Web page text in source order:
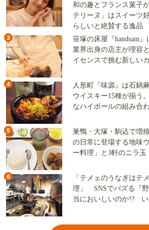
和の趣とフランス菓子
テリーヌ」はスイーツ
らしいと絶賛する逸品
3
笹塚の床屋『handsam
業界出身の店主が理容
イセンスで挑む新しい
4
人形町『味源』は石鍋
ウイスキー15種が揃う
なハイボールの組み合
5
巣鴨・大塚・駒込で増
の日常に登場する地味
ー料理」と3軒のニラ玉
6
「テメェのうなぎはテ
理」 SNSでバズる『
当においしいのか!? い